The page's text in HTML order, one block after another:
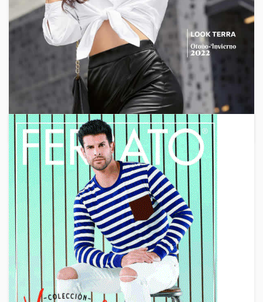
Calzado Caballero Otoño Invierno
2018-2019
Nuevo Catálogo Mundo Terra de Ropa y Calzado
Caballero Otoño Invierno 2018. Dale una mirada a esta
nueva edición del catálogo virtual de Mundo Terra y
July 19, 2018 ByVenta Por Catalogo 2 Min Reading
2018 ,2019 ,Catalogos Estados Unidos ,Membresia Gratis
Mundo Terra ,Nuevos Catalogos ,Precios de Mayoreo
por Catalogo ,Ropa Por Mayoreo ,Vender Zapatos por
Catalogo ,Zapatos
Catálogo Mundo Terra Look Terra
Otoño Invierno 2018 – 2019 de USA